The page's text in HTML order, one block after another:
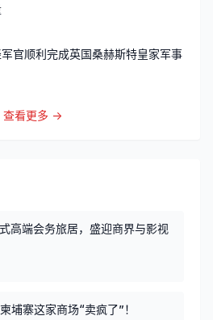
官顺利完成英国桑赫斯特皇家军事
查看更多 →
高端会务旅居，盛迎商界与影视
埔寨这家商场“卖疯了”！